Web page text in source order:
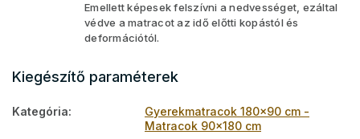
Emellett képesek felszívni a nedvességet, ezáltal
védve a matracot az idő előtti kopástól és
deformációtól.
Kiegészítő paraméterek
Kategória:
Gyerekmatracok 180x90 cm -
Matracok 90x180 cm